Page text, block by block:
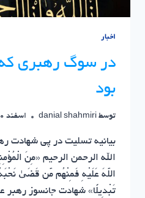
اخبار
در سوگ رهبری که
بود
توسط danial shahmiri اسفند 10, 1404
بیانیه تسلیت در پی شهادت
الله الرحمن الرحیم «مِنَ
اللَّهَ عَلَیْهِ فَمِنْهُم مَّن قَضَیٰ
تَبْدِیلًا» شهادت جانسوز رهبر